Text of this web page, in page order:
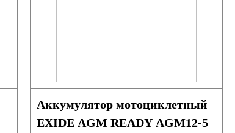
Аккумулятор мотоциклетный
EXIDE AGM READY AGM12-5